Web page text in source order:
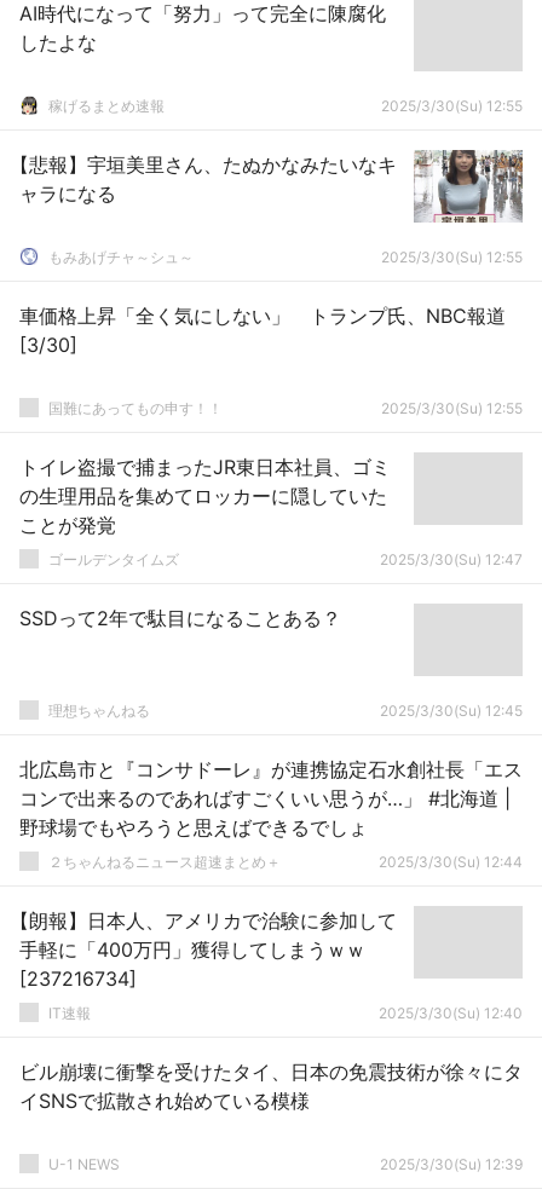
AI時代になって「努力」って完全に陳腐化
したよな
稼げるまとめ速報 2025/3/30(Su) 12:55
【悲報】宇垣美里さん、たぬかなみたいなキ
ャラになる
もみあげチャ～シュ～ 2025/3/30(Su) 12:55
車価格上昇「全く気にしない」 トランプ氏、NBC報道
[3/30]
国難にあってもの申す！！ 2025/3/30(Su) 12:55
トイレ盗撮で捕まったJR東日本社員、ゴミ
の生理用品を集めてロッカーに隠していた
ことが発覚
ゴールデンタイムズ 2025/3/30(Su) 12:47
SSDって2年で駄目になることある？
理想ちゃんねる 2025/3/30(Su) 12:45
北広島市と『コンサドーレ』が連携協定石水創社長「エス
コンで出来るのであればすごくいい思うが…」 #北海道 |
野球場でもやろうと思えばできるでしょ
２ちゃんねるニュース超速まとめ＋ 2025/3/30(Su) 12:44
【朗報】日本人、アメリカで治験に参加して
手軽に「400万円」獲得してしまうｗｗ
[237216734]
IT速報 2025/3/30(Su) 12:40
ビル崩壊に衝撃を受けたタイ、日本の免震技術が徐々にタ
イSNSで拡散され始めている模様
U-1 NEWS 2025/3/30(Su) 12:39